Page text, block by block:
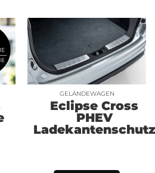
GELÄNDEWAGEN
Eclipse Cross
PHEV
Ladekantenschutz